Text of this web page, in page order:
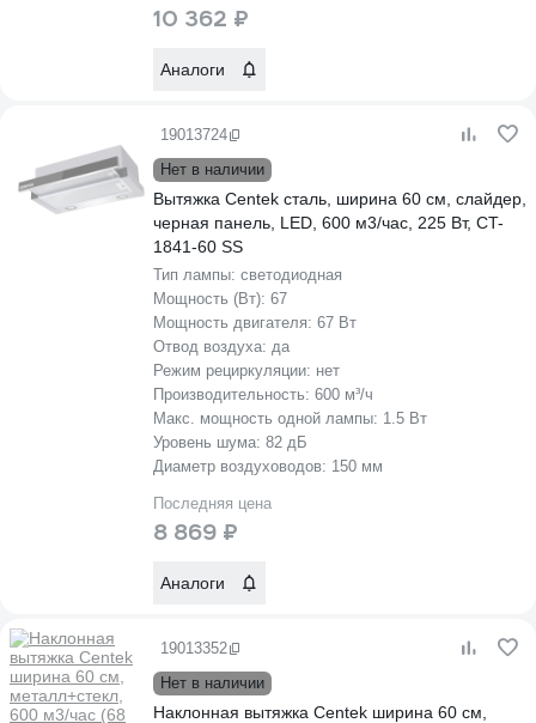
10 362 ₽
Аналоги
19013724
Нет в наличии
Вытяжка Centek сталь, ширина 60 см, слайдер,
черная панель, LED, 600 м3/час, 225 Вт, CT-
1841-60 SS
Тип лампы: светодиодная
Мощность (Вт): 67
Мощность двигателя: 67 Вт
Отвод воздуха: да
Режим рециркуляции: нет
Производительность: 600 м³/ч
Макс. мощность одной лампы: 1.5 Вт
Уровень шума: 82 дБ
Диаметр воздуховодов: 150 мм
Последняя цена
8 869 ₽
Аналоги
19013352
Нет в наличии
Наклонная вытяжка Centek ширина 60 см,